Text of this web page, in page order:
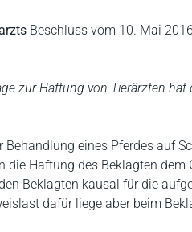
Beschluss vom 10. Mai
zur Haftung von Tierärzten hat
eines Pferdes auf
die Haftung des Beklagten dem
Beklagten kausal für die
dafür liege aber beim